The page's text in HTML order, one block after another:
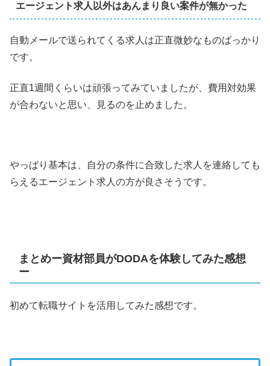
エージェント求人以外はあんまり良い案件が無かった
自動メールで送られてくる求人は正直微妙なものばっかり
です。
正直1週間くらいは頑張ってみていましたが、費用対効果
が合わないと思い、見るのを止めました。
やっぱり基本は、自分の条件に合致した求人を連絡しても
らえるエージェント求人の方が良さそうです。
まとめー資材部員がDODAを体験してみた感想
ー
初めて転職サイトを活用してみた感想です。